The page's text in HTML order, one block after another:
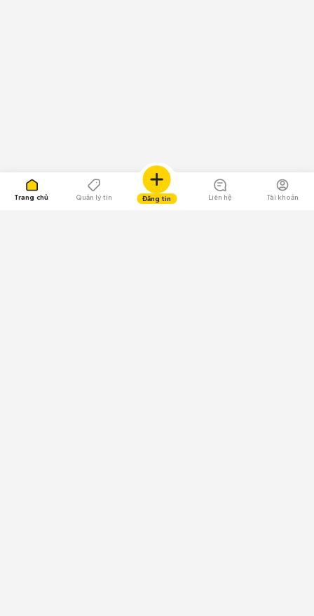
Trang chủ Quản lý tin Đăng tin Liên hệ Tài khoản